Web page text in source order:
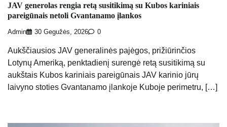
JAV generolas rengia retą susitikimą su Kubos kariniais
pareigūnais netoli Gvantanamo įlankos
Admin 30 Gegužės, 2026 0
Aukščiausios JAV generalinės pajėgos, prižiūrinčios
Lotynų Ameriką, penktadienį surengė retą susitikimą su
aukštais Kubos kariniais pareigūnais JAV karinio jūrų
laivyno stoties Gvantanamo įlankoje Kuboje perimetru, […]